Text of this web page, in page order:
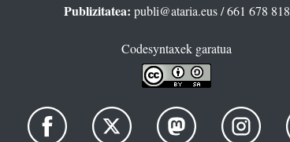
Publizitatea: publi@ataria.eus/ 661 678 818
Codesyntaxek garatua